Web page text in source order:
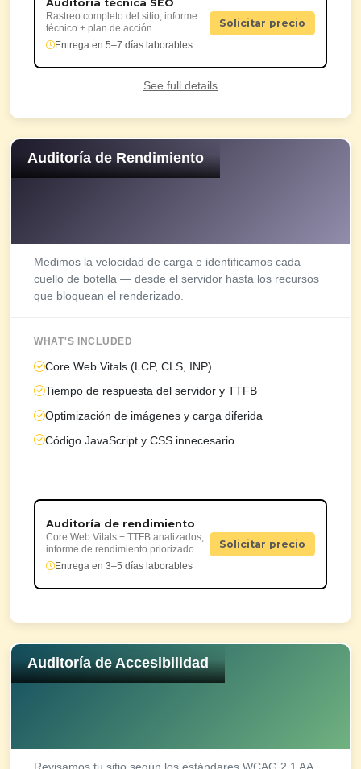
Auditoría técnica SEO
Rastreo completo del sitio, informe
técnico + plan de acción
Entrega en 5–7 días laborables
Solicitar precio
See full details
Auditoría de Rendimiento
Medimos la velocidad de carga e identificamos cada
cuello de botella — desde el servidor hasta los recursos
que bloquean el renderizado.
WHAT'S INCLUDED
Core Web Vitals (LCP, CLS, INP)
Tiempo de respuesta del servidor y TTFB
Optimización de imágenes y carga diferida
Código JavaScript y CSS innecesario
Auditoría de rendimiento
Core Web Vitals + TTFB analizados,
informe de rendimiento priorizado
Entrega en 3–5 días laborables
Solicitar precio
Auditoría de Accesibilidad
Revisamos tu sitio según los estándares WCAG 2.1 AA,